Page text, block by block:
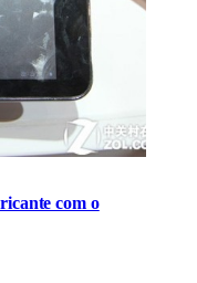
com o